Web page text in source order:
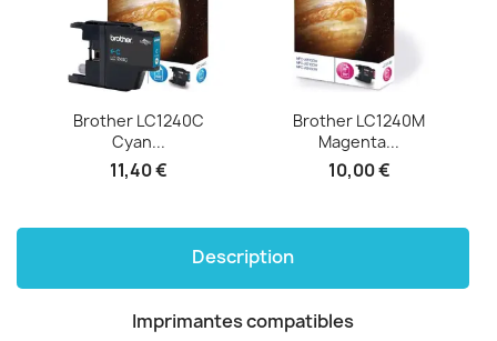
Brother LC1240C
Cyan...
11,40 €
Brother LC1240M
Magenta...
10,00 €
Description
Imprimantes compatibles